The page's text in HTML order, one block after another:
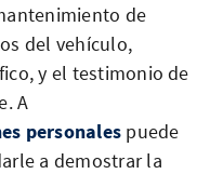
de
del vehículo,
y el testimonio de
A
personales puede
a demostrar la